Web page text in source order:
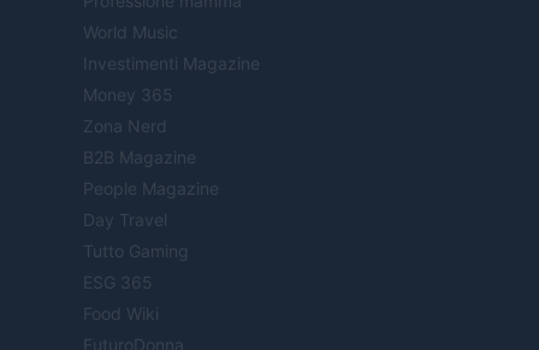
World Music
Investimenti Magazine
Money 365
Zona Nerd
B2B Magazine
People Magazine
Day Travel
Tutto Gaming
ESG 365
Food Wiki
FuturoDonna